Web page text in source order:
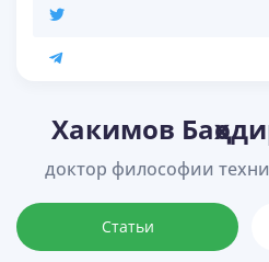
Хакимов
доктор философии
Статьи